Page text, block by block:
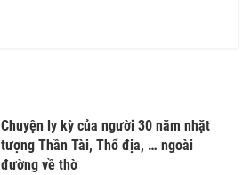
Chuyện ly kỳ của người 30 năm nhặt
tượng Thần Tài, Thổ địa, … ngoài
đường về thờ